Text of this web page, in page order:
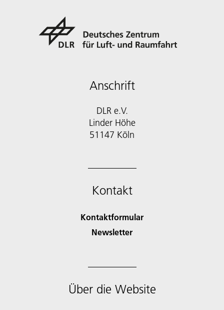
Anschrift
DLR e.V.
Linder Höhe
51147 Köln
Kontakt
Kontaktformular
Newsletter
Über die Website